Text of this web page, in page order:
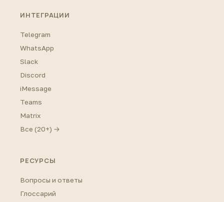
ИНТЕГРАЦИИ
Telegram
WhatsApp
Slack
Discord
iMessage
Teams
Matrix
Все (20+) →
РЕСУРСЫ
Вопросы и ответы
Глоссарий